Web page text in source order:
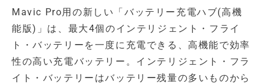
Mavic Pro用の新しい「バッテリー充電ハブ(高機
能版)」は、最大4個のインテリジェント・フライ
ト・バッテリーを一度に充電できる、高機能で効率
性の高い充電バッテリー。インテリジェント・フラ
イト・バッテリーはバッテリー残量の多いものから